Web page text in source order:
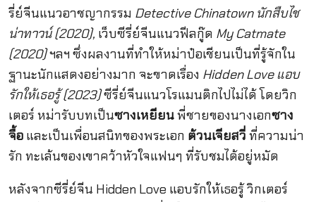
รี่ย์จีนแนวอาชญากรรม Detective Chinatown นักสืบไช
น่าทาวน์ (2020), เว็บซีรี่ย์จีนแนวฟีลกู๊ด My Catmate
(2020)ฯลฯ ซึ่งผลงานที่ทำให้หม่าป๋อเชียนเป็นที่รู้จักใน
ฐานะนักแสดงอย่างมาก จะขาดเรื่อง Hidden Love แอบ
รักให้เธอรู้ (2023)ซีรี่ย์จีนแนวโรแมนติกไปไม่ได้ โดยวิก
เตอร์ หม่ารับบทเป็นซางเหยียนพี่ชายของนางเอกซาง
จื้อและเป็นเพื่อนสนิทของพระเอก ต้วนเจียสวี่ ที่ความน่า
รัก ทะเล้นของเขาคว้าหัวใจแฟนๆ ที่รับชมได้อยู่หมัด
หลังจากซีรี่ย์จีน Hidden Love แอบรักให้เธอรู้ วิกเตอร์